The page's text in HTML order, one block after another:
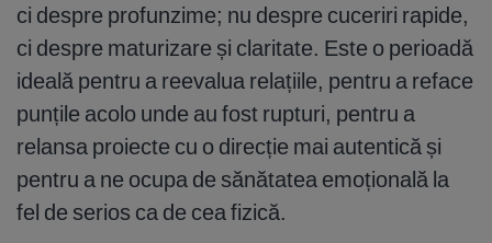
ci despre profunzime; nu despre cuceriri rapide,
ci despre maturizare și claritate. Este o perioadă
ideală pentru a reevalua relațiile, pentru a reface
punțile acolo unde au fost rupturi, pentru a
relansa proiecte cu o direcție mai autentică și
pentru a ne ocupa de sănătatea emoțională la
fel de serios ca de cea fizică.